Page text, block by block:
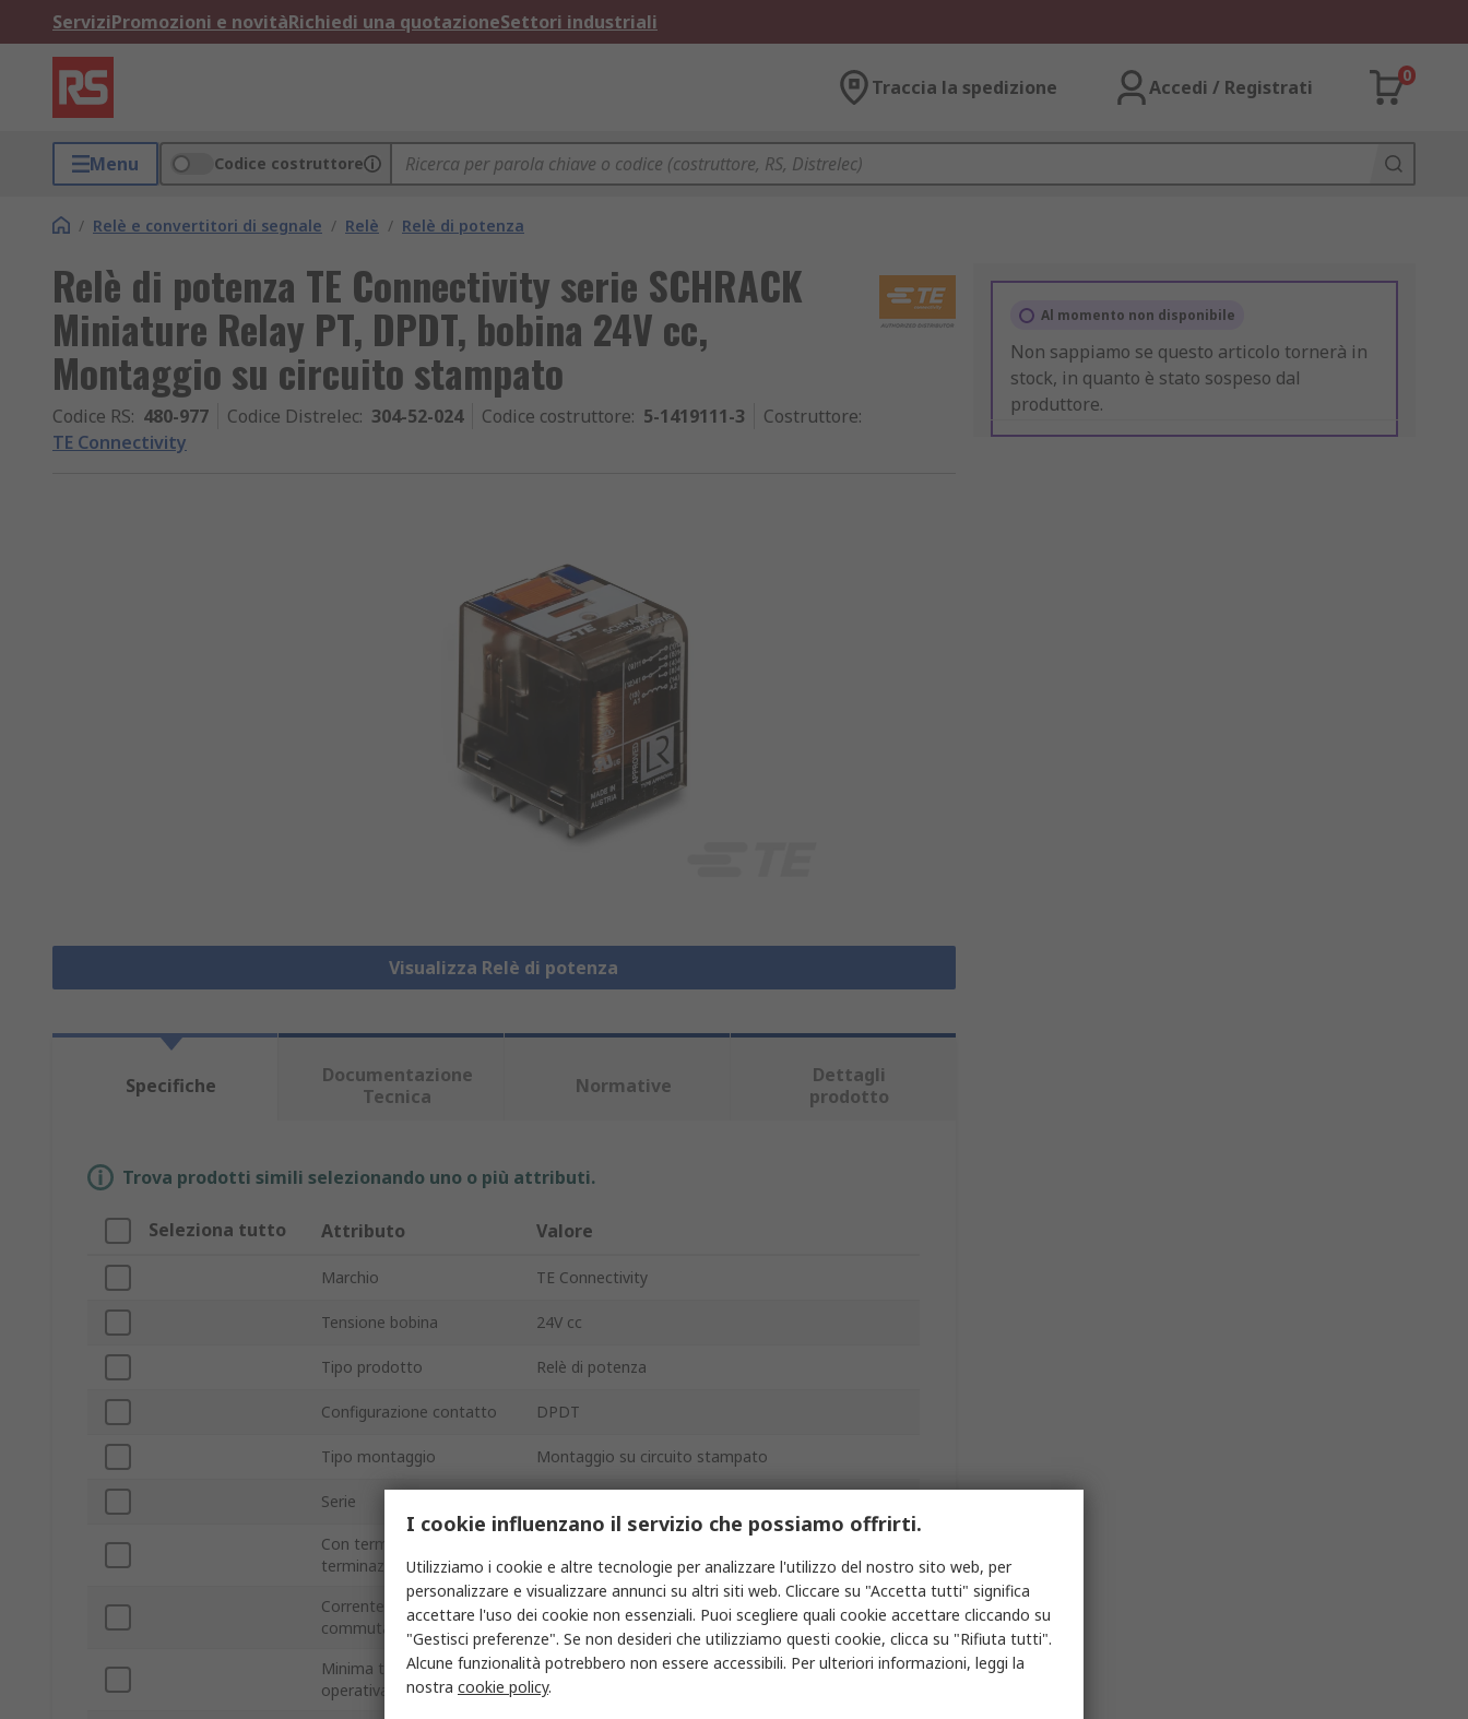
ServiziPromozioni e novitàRichiedi una quotazioneSettori industriali
Traccia la spedizione Accedi / Registrati
0
Menu Codice costruttore
/ Relè e convertitori di segnale / Relè / Relè di potenza
Relè di potenza TE Connectivity serie SCHRACK
Miniature Relay PT, DPDT, bobina 24V cc,
Montaggio su circuito stampato
Codice RS: 480-977 Codice Distrelec: 304-52-024 Codice costruttore: 5-1419111-3 Costruttore:
TE Connectivity
Visualizza Relè di potenza
Al momento non disponibile
Non sappiamo se questo articolo tornerà in
stock, in quanto è stato sospeso dal
produttore.
Specifiche
Documentazione
Tecnica
Normative
Dettagli
prodotto
Trova prodotti simili selezionando uno o più attributi.
Seleziona tutto Attributo Valore
Marchio TE Connectivity
Tensione bobina 24V cc
Tipo prodotto Relè di potenza
Configurazione contatto DPDT
Tipo montaggio Montaggio su circuito stampato
Serie
Con terminazione/senza
terminazione
Corrente di
commutazione
12A
Minima temperatura
operativa
-40°C
I cookie influenzano il servizio che possiamo offrirti.
Utilizziamo i cookie e altre tecnologie per analizzare l'utilizzo del nostro sito web, per
personalizzare e visualizzare annunci su altri siti web. Cliccare su "Accetta tutti" significa
accettare l'uso dei cookie non essenziali. Puoi scegliere quali cookie accettare cliccando su
"Gestisci preferenze". Se non desideri che utilizziamo questi cookie, clicca su "Rifiuta tutti".
Alcune funzionalità potrebbero non essere accessibili. Per ulteriori informazioni, leggi la
nostra cookie policy.